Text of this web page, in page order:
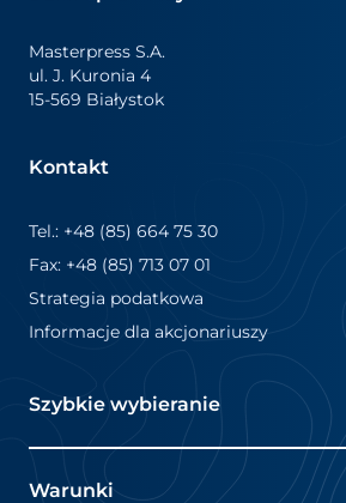
Masterpress S.A.
ul. J. Kuronia 4
15-569 Białystok
Kontakt
Tel.: +48 (85) 664 75 30
Fax: +48 (85) 713 07 01
Strategia podatkowa
Informacje dla akcjonariuszy
Szybkie wybieranie
Warunki